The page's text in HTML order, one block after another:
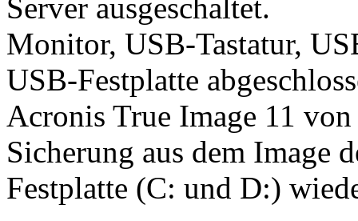
Server ausgeschaltet.
Monitor, USB-Tastatur,
USB-Festplatte
Acronis True Image 11
Sicherung aus dem Image
Festplatte (C: und D:)